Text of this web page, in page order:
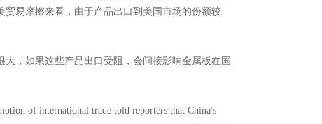
易摩擦来看，由于产品出口到美国市场的份额较
，如果这些产品出口受阻，会间接影响金属板在国
of international trade told reporters that China's